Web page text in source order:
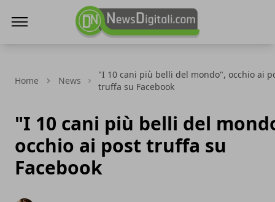
Home News
"I 10 cani più belli del mondo", occhio ai
truffa su Facebook
"I 10 cani più belli del
occhio ai post truffa su
Facebook